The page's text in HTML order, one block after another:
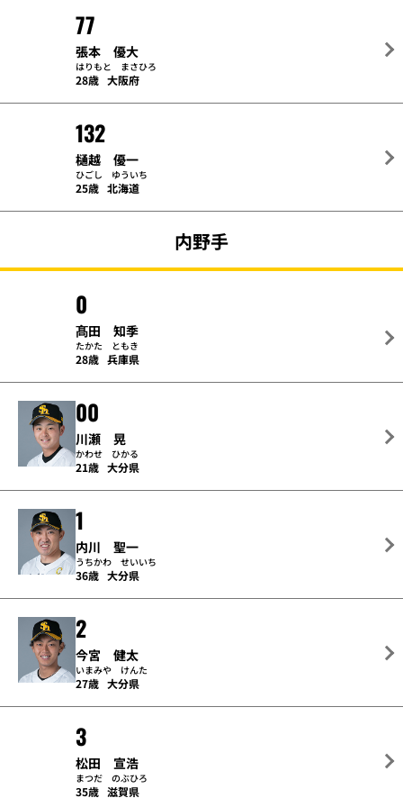
77
張本 優大
はりもと まさひろ
28歳 大阪府
132
樋越 優一
ひごし ゆういち
25歳 北海道
内野手
0
髙田 知季
たかた ともき
28歳 兵庫県
00
川瀬 晃
かわせ ひかる
21歳 大分県
1
内川 聖一
うちかわ せいいち
36歳 大分県
2
今宮 健太
いまみや けんた
27歳 大分県
3
松田 宣浩
まつだ のぶひろ
35歳 滋賀県